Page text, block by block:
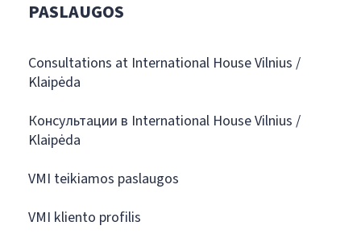
PASLAUGOS
Consultations at International House Vilnius /
Klaipėda
Консультации в International House Vilnius /
Klaipėda
VMI teikiamos paslaugos
VMI kliento profilis